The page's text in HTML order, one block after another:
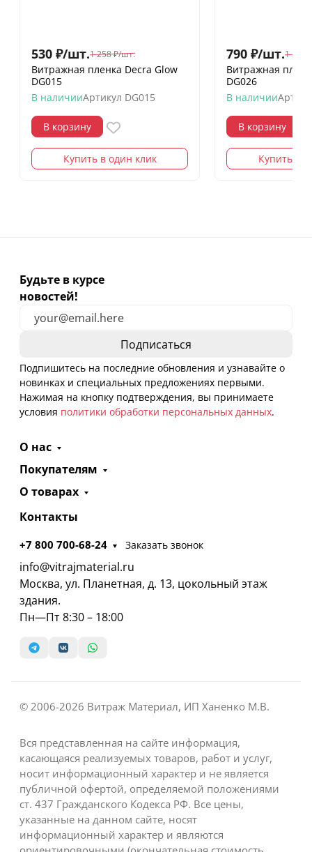
530 ₽/шт.1 258 ₽/шт.
Витражная пленка Decra Glow
DG015
В наличииАртикул DG015
В корзину
Купить в один клик
790 ₽/шт.1 258
Витражная
DG026
В наличии
В корзину
Купить в
Будьте в курсе
новостей!
Подпишитесь на последние обновления и узнавайте о
новинках и специальных предложениях первыми.
Нажимая на кнопку подтверждения, вы принимаете
условия политики обработки персональных данных.
О нас
Покупателям
О товарах
Контакты
+7 800 700-68-24 Заказать звонок
info@vitrajmaterial.ru
Москва, ул. Планетная, д. 13, цокольный этаж
здания.
Пн—Пт 8:30 – 18:00
© 2006-2026 Витраж Материал, ИП Ханенко М.В.
Вся представленная на сайте информация,
касающаяся реализуемых товаров, работ и услуг,
носит информационный характер и не является
публичной офертой, определяемой положениями
ст. 437 Гражданского Кодекса РФ. Все цены,
указанные на данном сайте, носят
информационный характер и являются